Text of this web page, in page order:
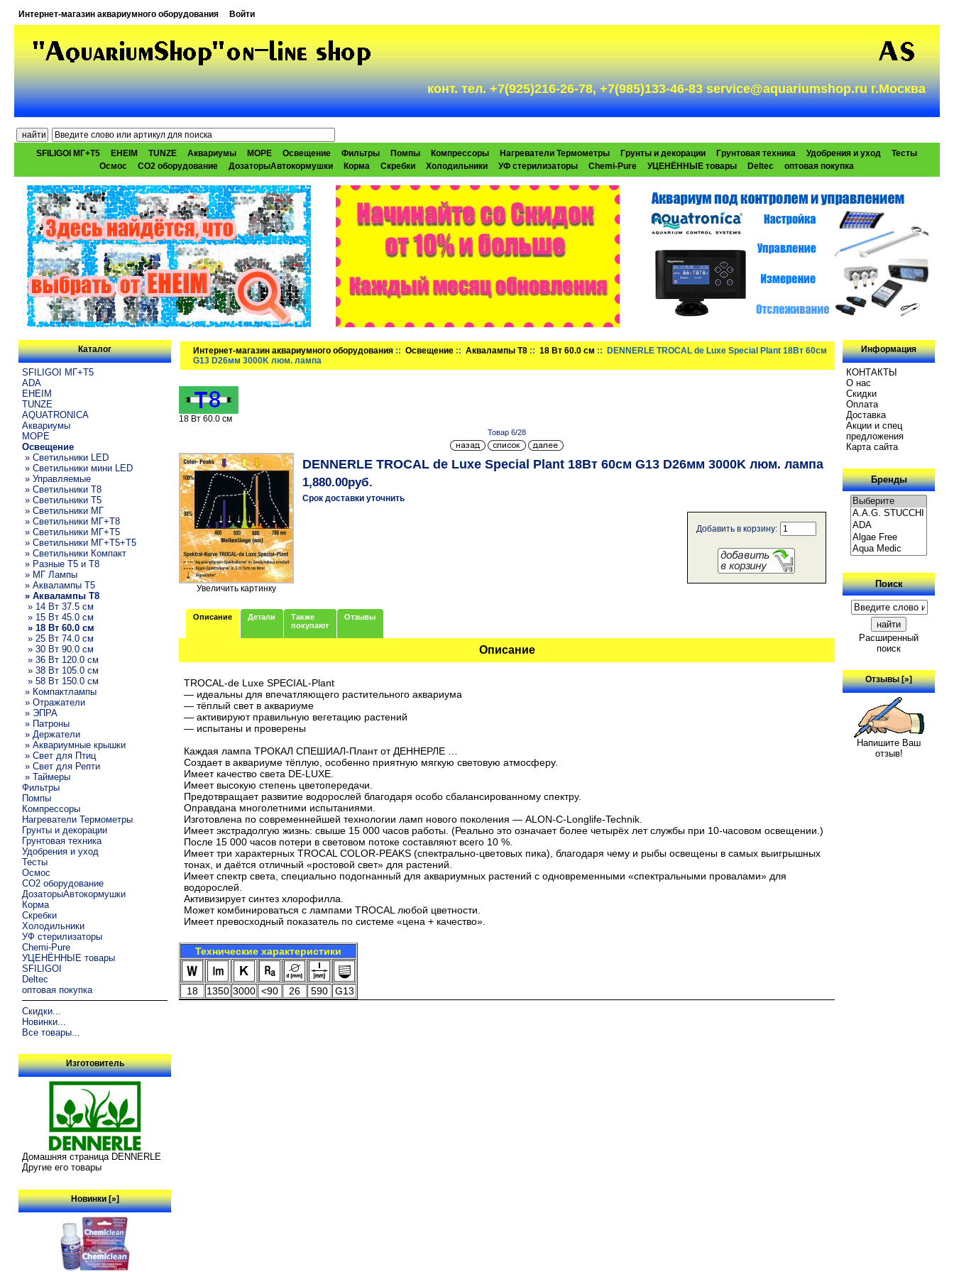
Интернет-магазин аквариумного оборудования Войти
конт. тел. +7(925)216-26-78, +7(985)133-46-83 service@aquariumshop.ru г.Москва
SFILIGOI МГ+Т5 EHEIM TUNZE Аквариумы МОРЕ Освещение Фильтры Помпы Компрессоры Нагреватели Термометры Грунты и декорации Грунтовая техника Удобрения и уход
Тесты
Осмос
CO2 оборудование ДозаторыАвтокормушки Корма Скребки Холодильники УФ стерилизаторы Chemi-Pure УЦЕНЁННЫЕ товары Deltec оптовая покупка
Каталог
SFILIGOI МГ+Т5
ADA
EHEIM
TUNZE
AQUATRONICA
Аквариумы
МОРЕ
Освещение
» Светильники LED
» Светильники мини LED
» Управляемые
» Светильники T8
» Светильники T5
» Светильники МГ
» Светильники МГ+T8
» Светильники МГ+T5
» Светильники МГ+T5+T5
» Светильники Компакт
» Разные T5 и T8
» МГ Лампы
» Аквалампы T5
» Аквалампы T8
» 14 Вт 37.5 см
» 15 Вт 45.0 см
» 18 Вт 60.0 см
» 25 Вт 74.0 см
» 30 Вт 90.0 см
» 36 Вт 120.0 см
» 38 Вт 105.0 см
» 58 Вт 150.0 см
» Компактлампы
» Отражатели
» ЭПРА
» Патроны
» Держатели
» Аквариумные крышки
» Свет для Птиц
» Свет для Репти
» Таймеры
Фильтры
Помпы
Компрессоры
Нагреватели Термометры
Грунты и декорации
Грунтовая техника
Удобрения и уход
Тесты
Осмос
CO2 оборудование
ДозаторыАвтокормушки
Корма
Скребки
Холодильники
УФ стерилизаторы
Chemi-Pure
УЦЕНЁННЫЕ товары
SFILIGOI
Deltec
оптовая покупка
Скидки...
Новинки...
Все товары...
Изготовитель
Домашняя страница DENNERLE
Другие его товары
Новинки [»]
Интернет-магазин аквариумного оборудования ::Освещение ::Аквалампы T8 ::18 Вт 60.0 см :: DENNERLE TROCAL de Luxe Special Plant 18Вт 60см
G13 D26мм 3000K люм. лампа
18 Вт 60.0 см
Товар 6/28
Увеличить картинку
DENNERLE TROCAL de Luxe Special Plant 18Вт 60см G13 D26мм 3000K люм. лампа
1,880.00руб.
Срок доставки уточнить
Добавить в корзину:
Описание Детали
Также
покупают
Отзывы
Описание
TROCAL-de Luxe SPECIAL-Plant
— идеальны для впечатляющего растительного аквариума
— тёплый свет в аквариуме
— активируют правильную вегетацию растений
— испытаны и проверены
Каждая лампа ТРОКАЛ СПЕШИАЛ-Плант от ДЕННЕРЛЕ …
Создает в аквариуме тёплую, особенно приятную мягкую световую атмосферу.
Имеет качество света DE-LUXE.
Имеет высокую степень цветопередачи.
Предотвращает развитие водорослей благодаря особо сбалансированному спектру.
Оправдана многолетними испытаниями.
Изготовлена по современнейшей технологии ламп нового поколения — ALON-C-Longlife-Technik.
Имеет экстрадолгую жизнь: свыше 15 000 часов работы. (Реально это означает более четырёх лет службы при 10-часовом освещении.)
После 15 000 часов потери в световом потоке составляют всего 10 %.
Имеет три характерных TROCAL COLOR-PEAKS (спектрально-цветовых пика), благодаря чему и рыбы освещены в самых выигрышных
тонах, и даётся отличный «ростовой свет» для растений.
Имеет спектр света, специально подогнанный для аквариумных растений с одновременными «спектральными провалами» для
водорослей.
Активизирует синтез хлорофилла.
Может комбинироваться с лампами TROCAL любой цветности.
Имеет превосходный показатель по системе «цена + качество».
Технические характеристики
18 1350 3000 <90 26 590 G13
Информация
КОНТАКТЫ
О нас
Скидки
Oплатa
Доставка
Акции и спец
предложения
Карта сайта
Бренды
Поиск
Расширенный
поиск
Отзывы [»]
Напишите Ваш
отзыв!